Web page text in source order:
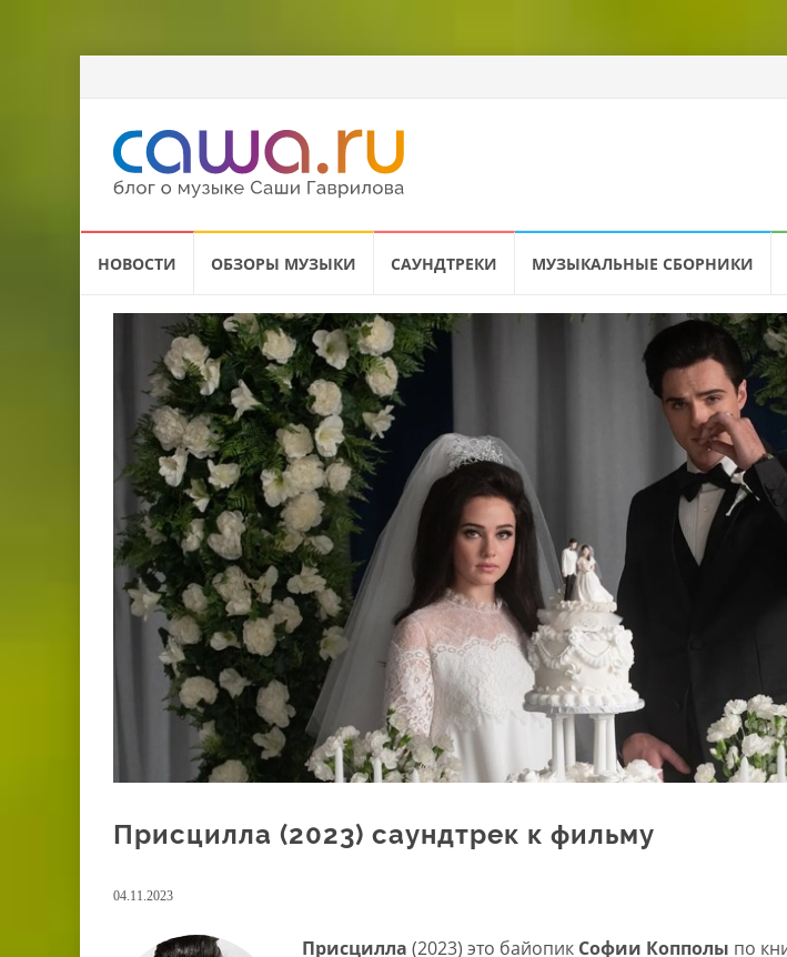
НОВОСТИ ОБЗОРЫ МУЗЫКИ САУНДТРЕКИ МУЗЫКАЛЬНЫЕ СБОРНИКИ
Присцилла (2023) саундтрек к фильму
04.11.2023
Присцилла (2023) это байопик Софии Копполы по